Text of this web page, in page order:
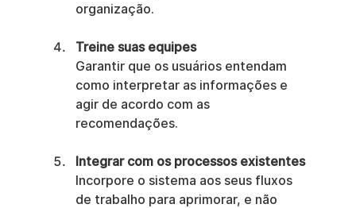
organização.
Treine suas equipes
Garantir que os usuários entendam
como interpretar as informações e
agir de acordo com as
recomendações.
Integrar com os processos existentes
Incorpore o sistema aos seus fluxos
de trabalho para aprimorar, e não